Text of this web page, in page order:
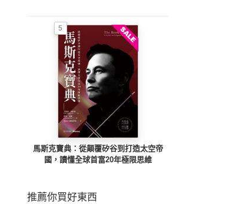
5
馬斯克寶典：從顛覆矽谷到打造太空帝
國，讀懂全球首富20年極限思維
推薦你買好東西